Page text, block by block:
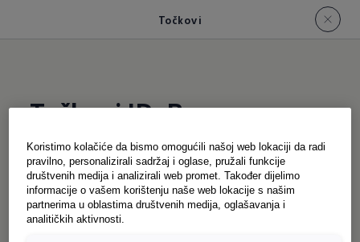
Točkovi
Točkovi ID. Buzz-a
Pored šeme boja, izbor točkova igra odlučujuću
ulogu. U zavisnosti od kombinacije,
daju ID. Buzz vrlo individualan karakter: bilo
Koristimo kolačiće da bismo omogućili našoj web lokaciji da radi
pravilno, personalizirali sadržaj i oglase, pružali funkcije
društvenih medija i analizirali web promet. Također dijelimo
informacije o vašem korištenju naše web lokacije s našim
partnerima u oblastima društvenih medija, oglašavanja i
analitičkih aktivnosti.